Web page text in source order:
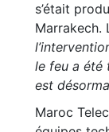
s’était
Marrakech.
le feu a été
est
Maroc